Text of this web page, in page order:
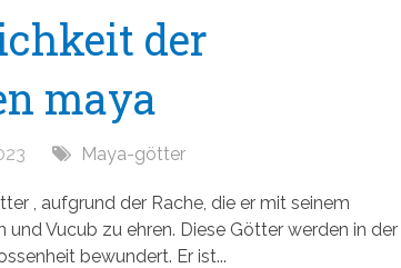
der
maya
Maya-götter
, aufgrund der Rache, die er mit seinem
Vucub zu ehren. Diese Götter werden in der
bewundert. Er ist...